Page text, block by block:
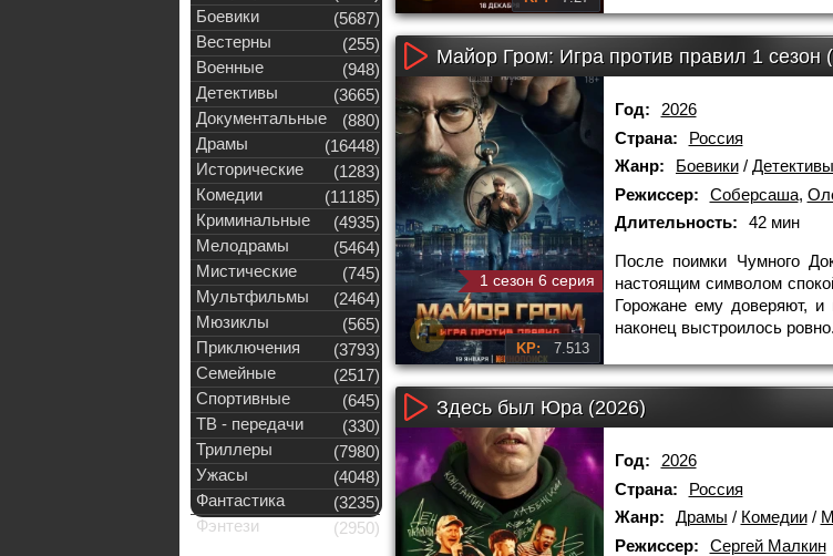
Майор Гром: Игра против правил 1 сезон
1 сезон 6 серия
KP: 7.513
Год:
2026
Страна:
Россия
Жанр:
Боевики/ Детективы
Режиссер:
Соберсаша,
Длительность:
42 мин
После поимки Чумного
настоящим символом
Горожане ему доверяют, и
наконец выстроилось
Здесь был Юра (2026)
Год:
2026
Страна:
Россия
Жанр:
Драмы / Комедии/
Режиссер:
Сергей Малкин
Боевики
(5687)
Вестерны
(255)
Военные
(948)
Детективы
(3665)
Документальные
(880)
Драмы
(16448)
Исторические
(1283)
Комедии
(11185)
Криминальные
(4935)
Мелодрамы
(5464)
Мистические
(745)
Мультфильмы
(2464)
Мюзиклы
(565)
Приключения
(3793)
Семейные
(2517)
Спортивные
(645)
ТВ - передачи
(330)
Триллеры
(7980)
Ужасы
(4048)
Фантастика
(3235)
Фэнтези
(2950)